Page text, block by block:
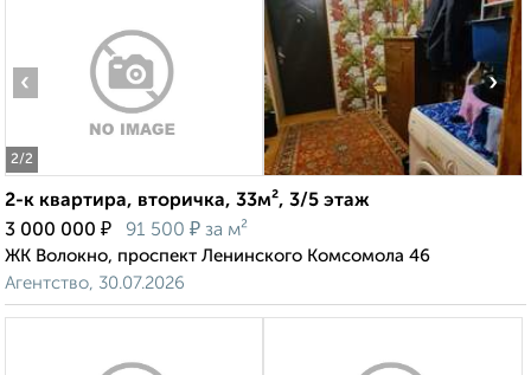
2/2
‹ ›
2-к квартира, вторичка, 33м², 3/5 этаж
3 000 000 ₽ 91 500 ₽ за м²
ЖК Волокно, проспект Ленинского Комсомола 46
Агентство, 30.07.2026